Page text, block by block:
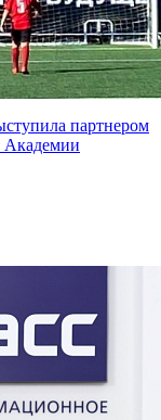
партнером
Академии